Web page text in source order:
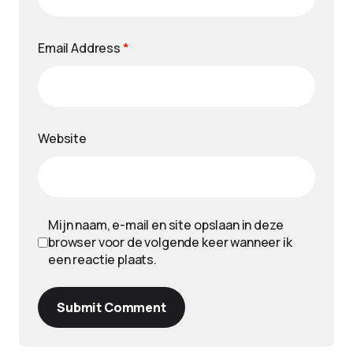
Email Address *
Website
Mijn naam, e-mail en site opslaan in deze
browser voor de volgende keer wanneer ik
een reactie plaats.
Submit Comment